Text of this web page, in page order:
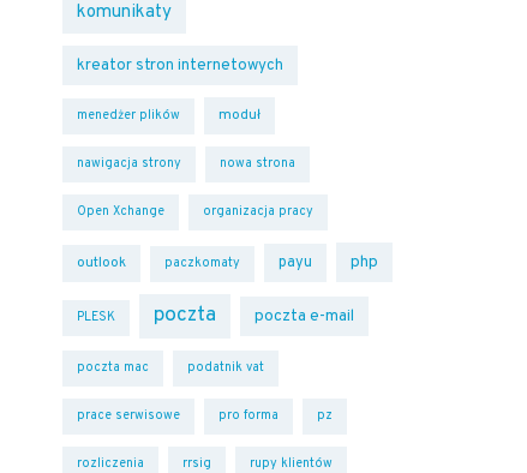
komunikaty
kreator stron internetowych
menedżer plików moduł
nawigacja strony nowa strona
Open Xchange organizacja pracy
outlook paczkomaty payu php
PLESK poczta poczta e-mail
poczta mac podatnik vat
prace serwisowe pro forma pz
rozliczenia rrsig rupy klientów